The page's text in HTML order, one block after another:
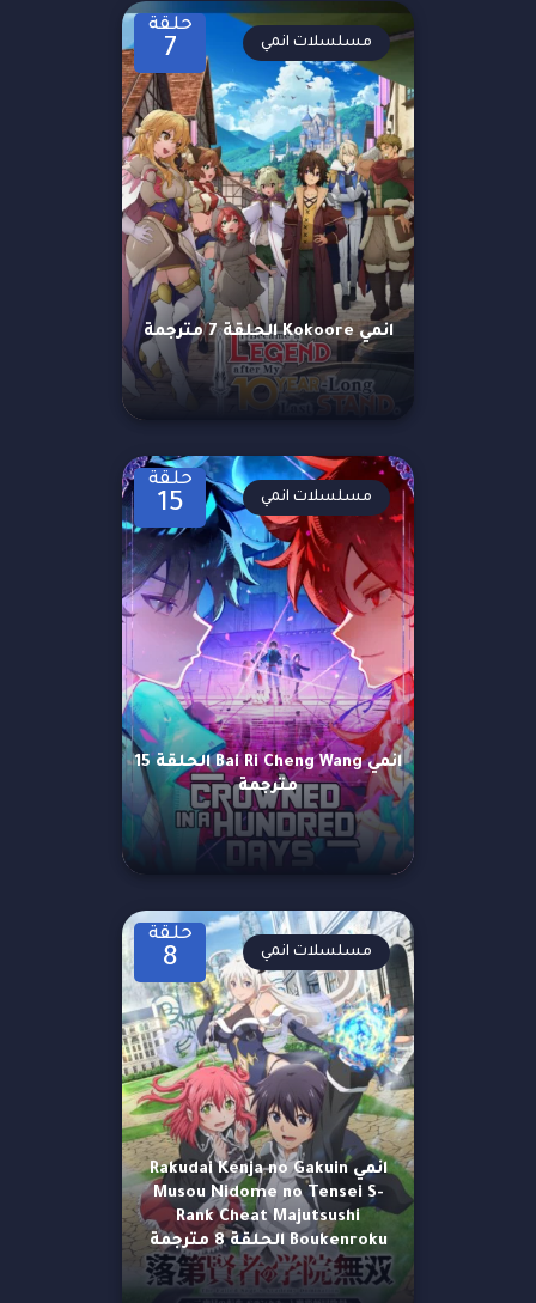
حلقة
7
انمي Kokoore الحلقة 7 مترجمة
مسلسلات انمي
حلقة
15
انمي Bai Ri Cheng Wang الحلقة 15
مترجمة
مسلسلات انمي
حلقة
8
انمي Rakudai Kenja no Gakuin
Musou Nidome no Tensei S-
Rank Cheat Majutsushi
Boukenroku الحلقة 8 مترجمة
مسلسلات انمي